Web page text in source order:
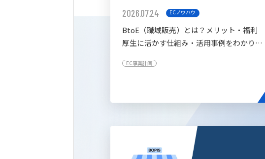
2026.07.24 ECノウハウ
BtoE（職域販売）とは？メリット・福利
厚生に活かす仕組み・活用事例をわかりや
EC事業計画